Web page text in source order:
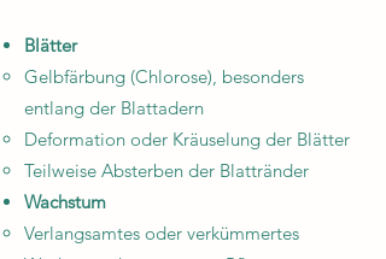
Blätter
Gelbfärbung (Chlorose), besonders
entlang der Blattadern
Deformation oder Kräuselung der Blätter
Teilweise Absterben der Blattränder
Wachstum
Verlangsamtes oder verkümmertes